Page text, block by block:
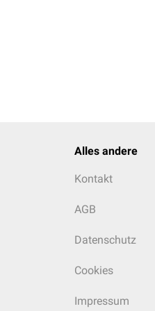
Alles andere
Kontakt
AGB
Datenschutz
Cookies
Impressum